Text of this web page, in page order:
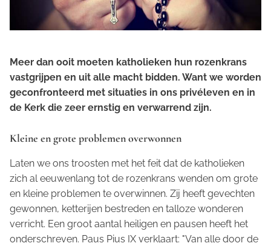
Meer dan ooit moeten katholieken hun rozenkrans
vastgrijpen en uit alle macht bidden. Want we worden
geconfronteerd met situaties in ons privéleven en in
de Kerk die zeer ernstig en verwarrend zijn.
Kleine en grote problemen overwonnen
Laten we ons troosten met het feit dat de katholieken
zich al eeuwenlang tot de rozenkrans wenden om grote
en kleine problemen te overwinnen. Zij heeft gevechten
gewonnen, ketterijen bestreden en talloze wonderen
verricht. Een groot aantal heiligen en pausen heeft het
onderschreven. Paus Pius IX verklaart: "Van alle door de